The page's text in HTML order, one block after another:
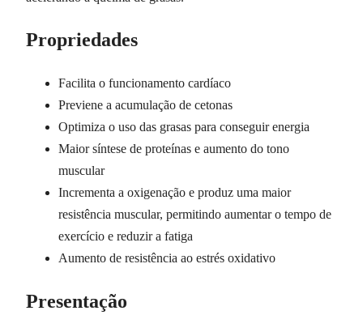
Propriedades
Facilita o funcionamento cardíaco
Previene a acumulação de cetonas
Optimiza o uso das grasas para conseguir energia
Maior síntese de proteínas e aumento do tono
muscular
Incrementa a oxigenação e produz uma maior
resistência muscular, permitindo aumentar o tempo de
exercício e reduzir a fatiga
Aumento de resistência ao estrés oxidativo
Presentação